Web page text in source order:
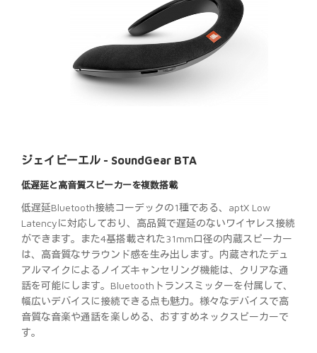
ジェイビーエル - SoundGear BTA
低遅延と高音質スピーカーを複数搭載
低遅延Bluetooth接続コーデックの1種である、aptX Low
Latencyに対応しており、高品質で遅延のないワイヤレス接続
ができます。また4基搭載された31mm口径の内蔵スピーカー
は、高音質なサラウンド感を生み出します。内蔵されたデュ
アルマイクによるノイズキャンセリング機能は、クリアな通
話を可能にします。Bluetoothトランスミッターを付属して、
幅広いデバイスに接続できる点も魅力。様々なデバイスで高
音質な音楽や通話を楽しめる、おすすめネックスピーカーで
す。